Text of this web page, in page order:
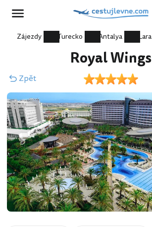
Zájezdy Turecko Antalya Lara
Royal Wings
Zpět